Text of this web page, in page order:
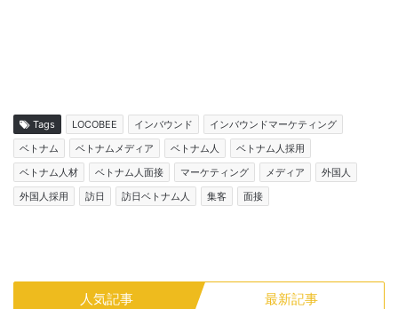
Tags LOCOBEE インバウンド
インバウンドマーケティング
ベトナム
ベトナムメディア ベトナム人
ベトナム人採用
ベトナム人材
ベトナム人面接 マーケティング メディア
外国人
外国人採用
訪日 訪日ベトナム人 集客 面接
人気記事 最新記事